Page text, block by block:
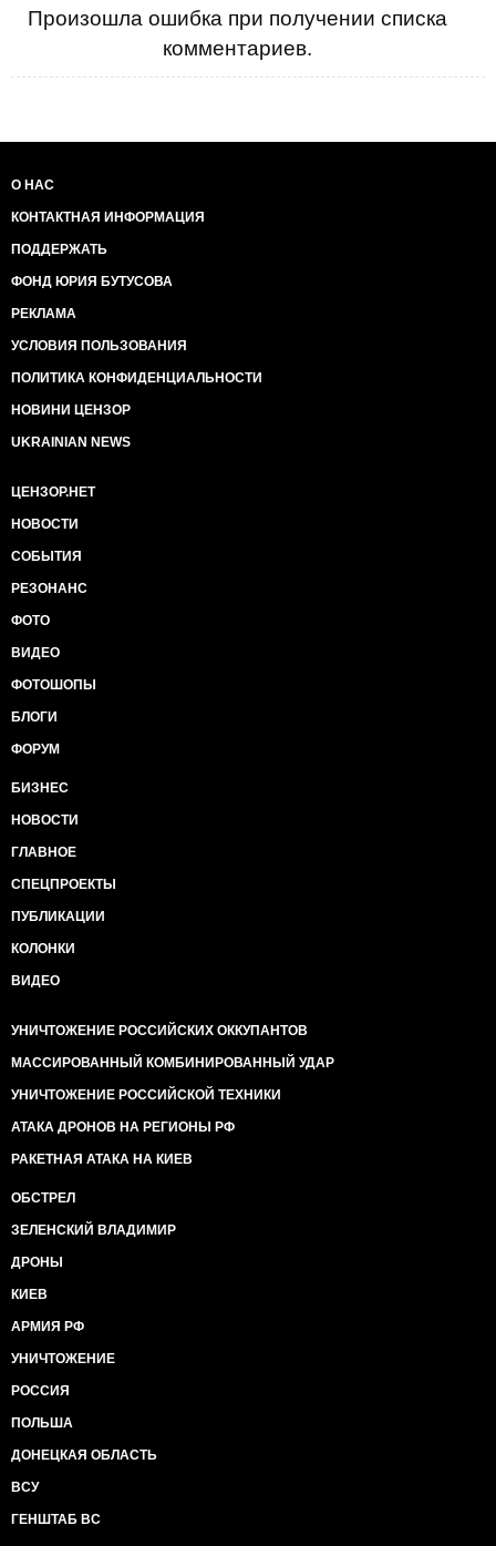
Произошла ошибка при получении списка
комментариев.
О НАС
КОНТАКТНАЯ ИНФОРМАЦИЯ
ПОДДЕРЖАТЬ
ФОНД ЮРИЯ БУТУСОВА
РЕКЛАМА
УСЛОВИЯ ПОЛЬЗОВАНИЯ
ПОЛИТИКА КОНФИДЕНЦИАЛЬНОСТИ
НОВИНИ ЦЕНЗОР
UKRAINIAN NEWS
ЦЕНЗОР.НЕТ
НОВОСТИ
СОБЫТИЯ
РЕЗОНАНС
ФОТО
ВИДЕО
ФОТОШОПЫ
БЛОГИ
ФОРУМ
БИЗНЕС
НОВОСТИ
ГЛАВНОЕ
СПЕЦПРОЕКТЫ
ПУБЛИКАЦИИ
КОЛОНКИ
ВИДЕО
УНИЧТОЖЕНИЕ РОССИЙСКИХ ОККУПАНТОВ
МАССИРОВАННЫЙ КОМБИНИРОВАННЫЙ УДАР
УНИЧТОЖЕНИЕ РОССИЙСКОЙ ТЕХНИКИ
АТАКА ДРОНОВ НА РЕГИОНЫ РФ
РАКЕТНАЯ АТАКА НА КИЕВ
ОБСТРЕЛ
ЗЕЛЕНСКИЙ ВЛАДИМИР
ДРОНЫ
КИЕВ
АРМИЯ РФ
УНИЧТОЖЕНИЕ
РОССИЯ
ПОЛЬША
ДОНЕЦКАЯ ОБЛАСТЬ
ВСУ
ГЕНШТАБ ВС